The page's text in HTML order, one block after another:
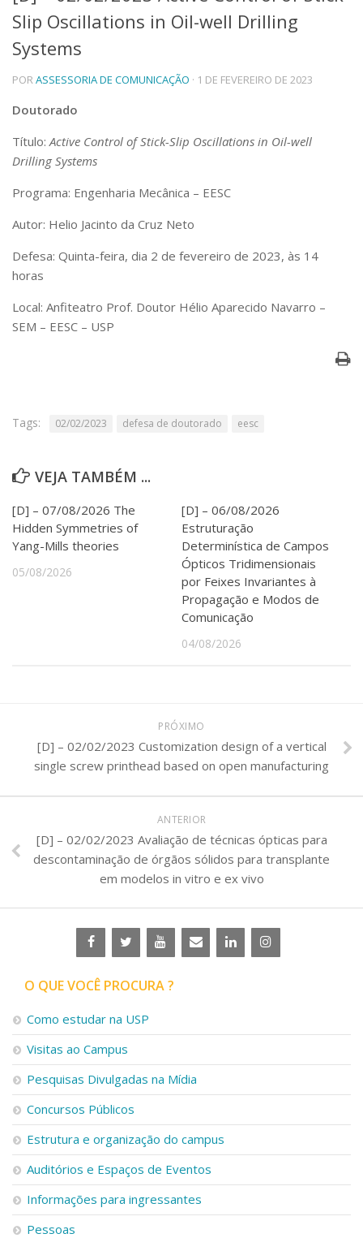
Telefones e Mapas
Pessoas
Ensino
Graduação
Educação a distância
Pesquisa e Inovação
Centros, Núcleos e Projetos em Rede
Iniciação Científica
Transferência de Tecnologia
Empresas Juniores
Projetos, Programas e Cursos
Artes, Cultura e Esportes
Segurança, Trânsito e Prevenção
Comunicação
Assessorias e Mídias
Aplicativos e Sites
Jornal da USP
Defesa de Teses
Slip Oscillations in Oil-well Drilling
Systems
PORASSESSORIA DE COMUNICAÇÃO · 1 DE FEVEREIRO DE 2023
Doutorado
Título: Active Control of Stick-Slip Oscillations in Oil-well
Drilling Systems
Programa: Engenharia Mecânica – EESC
Autor: Helio Jacinto da Cruz Neto
Defesa: Quinta-feira, dia 2 de fevereiro de 2023, às 14
horas
Local: Anfiteatro Prof. Doutor Hélio Aparecido Navarro –
SEM – EESC – USP
Tags: 02/02/2023 defesa de doutorado eesc
VEJA TAMBÉM ...
[D] – 07/08/2026 The
Hidden Symmetries of
Yang-Mills theories
05/08/2026
[D] – 06/08/2026
Estruturação
Determinística de Campos
Ópticos Tridimensionais
por Feixes Invariantes à
Propagação e Modos de
Comunicação
04/08/2026
PRÓXIMO
[D] – 02/02/2023 Customization design of a vertical
single screw printhead based on open manufacturing
ANTERIOR
[D] – 02/02/2023 Avaliação de técnicas ópticas para
descontaminação de órgãos sólidos para transplante
em modelos in vitro e ex vivo
O QUE VOCÊ PROCURA ?
Como estudar na USP
Visitas ao Campus
Pesquisas Divulgadas na Mídia
Concursos Públicos
Estrutura e organização do campus
Auditórios e Espaços de Eventos
Informações para ingressantes
Pessoas